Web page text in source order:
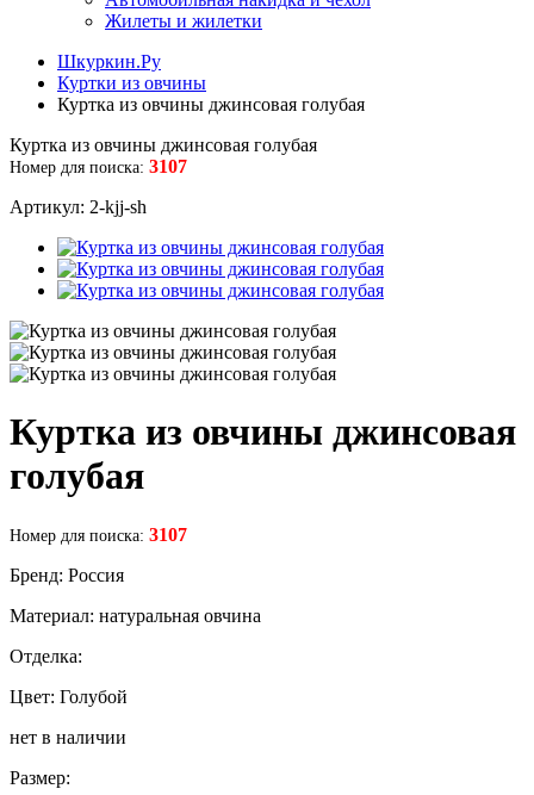
Жилеты и жилетки
Шкуркин.Ру
Куртки из овчины
Куртка из овчины джинсовая голубая
Куртка из овчины джинсовая голубая
Номер для поиска: 3107
Артикул: 2-kjj-sh
Куртка из овчины джинсовая
голубая
Номер для поиска: 3107
Бренд: Россия
Материал: натуральная овчина
Отделка:
Цвет: Голубой
нет в наличии
Размер: